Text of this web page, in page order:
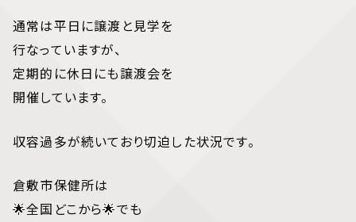
通常は平日に譲渡と見学を
行なっていますが、
定期的に休日にも譲渡会を
開催しています。
収容過多が続いており切迫した状況です。
倉敷市保健所は
🌟全国どこから🌟でも